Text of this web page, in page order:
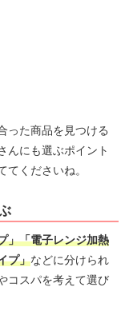
った商品を見つける
んにも選ぶポイント
くださいね。
」「電子レンジ加熱
プ」などに分けられ
コスパを考えて選び